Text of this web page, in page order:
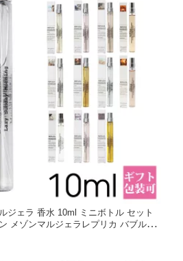
ジェラ 香水 10ml ミニボトル セット
メゾンマルジェラレプリカ バブルバ
ンス オードトワレ EDT メゾンマル